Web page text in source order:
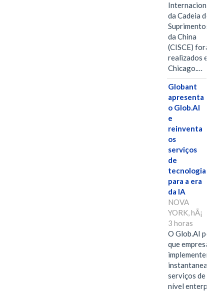
Internacional
da Cadeia de
Suprimentos
da China
(CISCE) foram
realizados em
Chicago.…
Globant
apresenta
o Glob.AI
e
reinventa
os
serviços
de
tecnologia
para a era
da IA
NOVA
YORK, hÃ¡
3 horas
O Glob.AI
que empresas
implementem
serviços de IA de
nível enterprise